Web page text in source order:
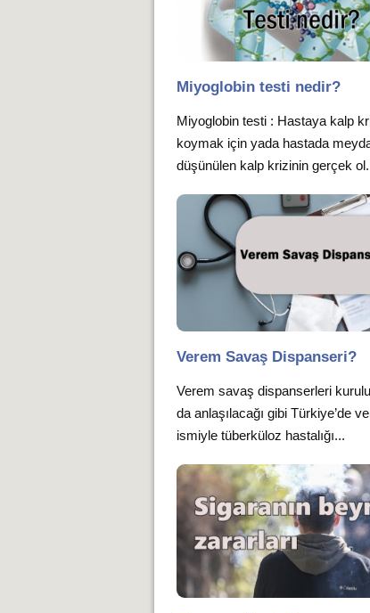
Miyoglobin testi nedir?
Miyoglobin testi : Hastaya kalp
koymak için yada hastada
düşünülen kalp krizinin gerçek
Verem Savaş Dispanseri?
Verem savaş dispanserleri
da anlaşılacağı gibi Türkiye’de
ismiyle tüberküloz hastalığı...